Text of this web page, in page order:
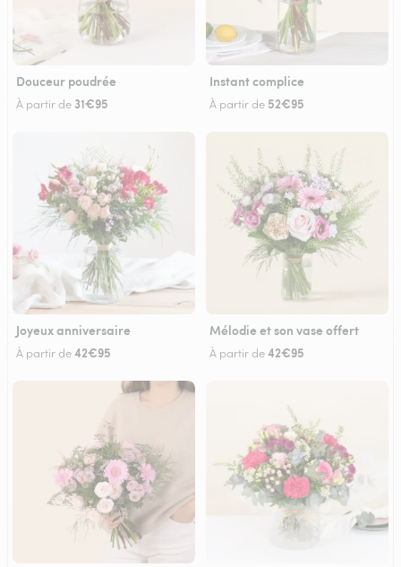
Douceur poudrée
À partir de 31€95
Instant complice
À partir de 52€95
Joyeux anniversaire
À partir de42€95
Mélodie et son vase offert
À partir de42€95